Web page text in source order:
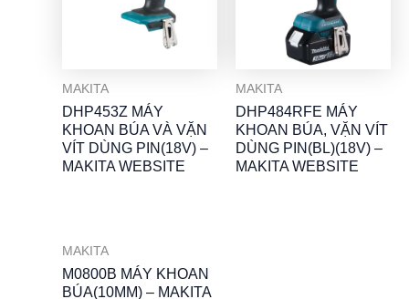
MAKITA
DHP453Z MÁY
KHOAN BÚA VÀ VẶN
VÍT DÙNG PIN(18V) –
MAKITA WEBSITE
MAKITA
DHP484RFE MÁY
KHOAN BÚA, VẶN VÍT
DÙNG PIN(BL)(18V) –
MAKITA WEBSITE
MAKITA
M0800B MÁY KHOAN
BÚA(10MM) – MAKITA